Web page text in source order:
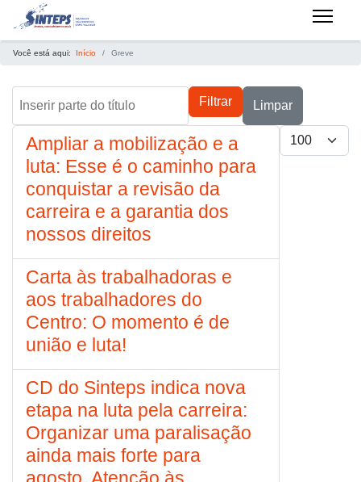
Você está aqui: Início Greve
Filtrar Limpar
Mostrar #
Ampliar a mobilização e a
luta: Esse é o caminho para
conquistar a revisão da
carreira e a garantia dos
nossos direitos
Carta às trabalhadoras e
aos trabalhadores do
Centro: O momento é de
união e luta!
CD do Sinteps indica nova
etapa na luta pela carreira:
Organizar uma paralisação
ainda mais forte para